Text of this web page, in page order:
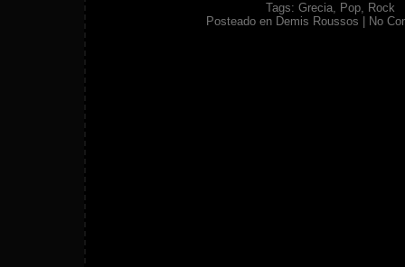
Tags: Grecia, Pop, Rock
Posteado en Demis Roussos No